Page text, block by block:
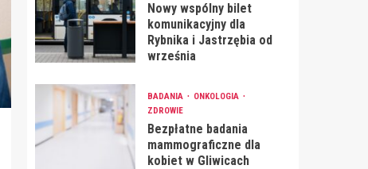
Nowy wspólny bilet
komunikacyjny dla
Rybnika i Jastrzębia od
września
BADANIA
ONKOLOGIA
ZDROWIE
Bezpłatne badania
mammograficzne dla
kobiet w Gliwicach